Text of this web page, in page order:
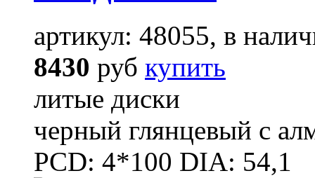
артикул: 48055, в
8430 руб купить
литые диски
черный глянцевый с
PCD: 4*100 DIA: 54,1